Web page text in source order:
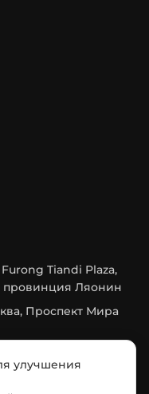
Tiandi Plaza,
провинция Ляонин
Проспект Мира
улучшения